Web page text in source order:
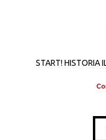
START! HISTORIA